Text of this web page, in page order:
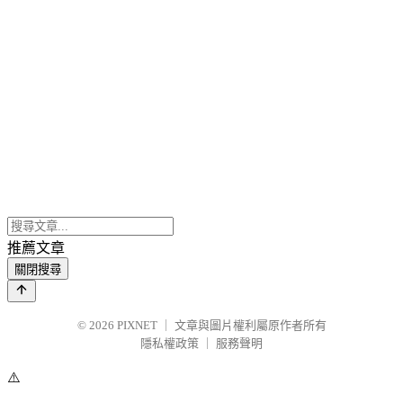
推薦文章
關閉搜尋
© 2026 PIXNET
文章與圖片權利屬原作者所有
隱私權政策
服務聲明
⚠️